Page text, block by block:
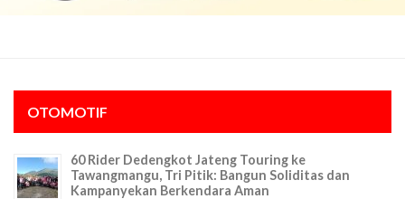
OTOMOTIF
60 Rider Dedengkot Jateng Touring ke
Tawangmangu, Tri Pitik: Bangun Soliditas dan
Kampanyekan Berkendara Aman